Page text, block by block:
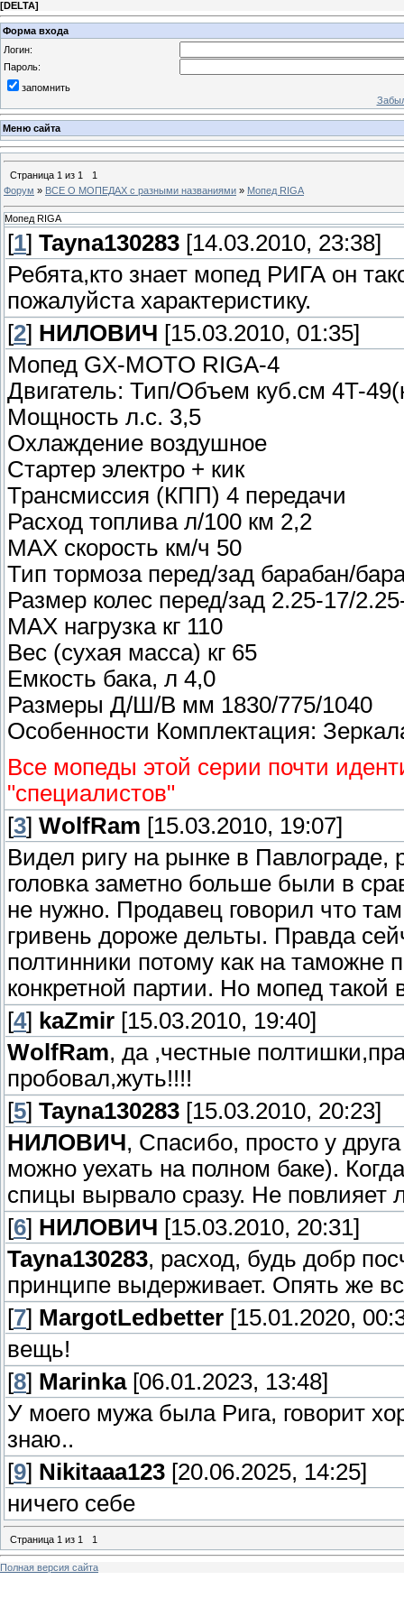
[DELTA]
Форма входа
Логин:
Пароль:
запомнить
Меню сайта
Страница 1 из 1
1
Форум » ВСЕ О МОПЕДАХ с разными названиями » Мопед RIGA
Мопед RIGA
[1] Tayna130283 [14.03.2010, 23:38]
Ребята,кто знает мопед РИГА он
пожалуйста характеристику.
[2] НИЛОВИЧ [15.03.2010, 01:35]
Мопед GX-MOTO RIGA-4
Двигатель: Тип/Объем куб.см 4T-
Мощность л.с. 3,5
Охлаждение воздушное
Стартер электро + кик
Трансмиссия (КПП) 4 передачи
Расход топлива л/100 км 2,2
МАХ скорость км/ч 50
Тип тормоза перед/зад барабан/
Размер колес перед/зад 2.25-17/
МАХ нагрузка кг 110
Вес (сухая масса) кг 65
Емкость бака, л 4,0
Размеры Д/Ш/В мм 1830/775/1040
Особенности Комплектация:
Все мопеды этой серии почти
"специалистов"
[3] WolfRam [15.03.2010, 19:07]
Видел ригу на рынке в Павлограде,
головка заметно больше были в
не нужно. Продавец говорил что
гривень дороже дельты. Правда
полтинники потому как на таможне
конкретной партии. Но мопед такой
[4] kaZmir [15.03.2010, 19:40]
WolfRam, да ,честные
пробовал,жуть!!!!
[5] Tayna130283 [15.03.2010, 20:23]
НИЛОВИЧ, Спасибо, просто у
можно уехать на полном баке).
спицы вырвало сразу. Не повлияет
[6] НИЛОВИЧ [15.03.2010, 20:31]
Tayna130283, расход, будь добр
принципе выдерживает. Опять же
[7] MargotLedbetter [15.01.2020,
вещь!
[8] Marinka[06.01.2023, 13:48]
У моего мужа была Рига, говорит
знаю..
[9] Nikitaaa123 [20.06.2025, 14:25]
ничего себе
Страница 1 из 1 1
Полная версия сайта